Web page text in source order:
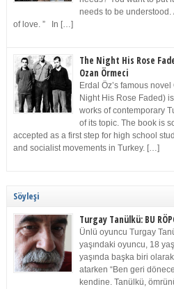
needs to be understood.
of love. ” In […]
The Night His Rose
Ozan Örmeci
Erdal Öz’s famous
Night His Rose Faded)
works of contemporary
of its topic. The book is
accepted as a first step for high school
and socialist movements in Turkey. […]
Söyleşi
Turgay Tanülkü: BU
Ünlü oyuncu Turgay
yaşındaki oyuncu, 18
yaşında başka biri olarak
atarken “Ben geri
kendine. Tanülkü,